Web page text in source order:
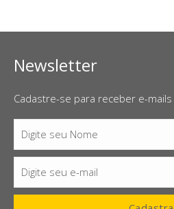
Newsletter
Cadastre-se para receber e-
Nome
Digite seu Nome
E-
mail
Digite seu e-mail